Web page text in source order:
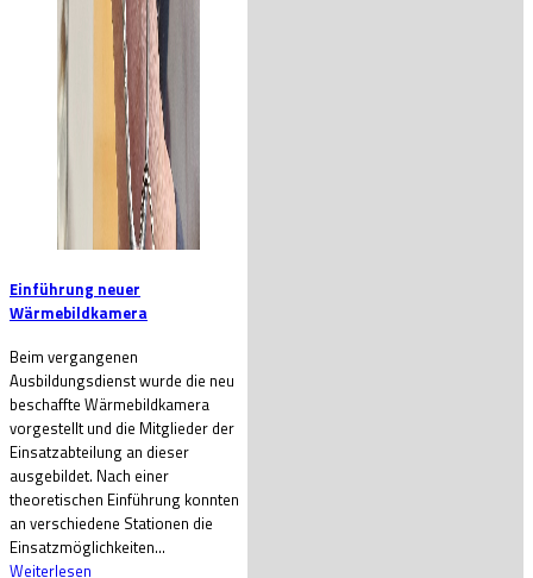
Einführung neuer
Wärmebildkamera
Beim vergangenen
Ausbildungsdienst wurde die neu
beschaffte Wärmebildkamera
vorgestellt und die Mitglieder der
Einsatzabteilung an dieser
ausgebildet. Nach einer
theoretischen Einführung konnten
an verschiedene Stationen die
Einsatzmöglichkeiten...
Weiterlesen